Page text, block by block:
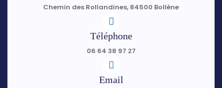
Chemin des Rollandines, 84500 Bollène
Téléphone
06 64 38 97 27
Email